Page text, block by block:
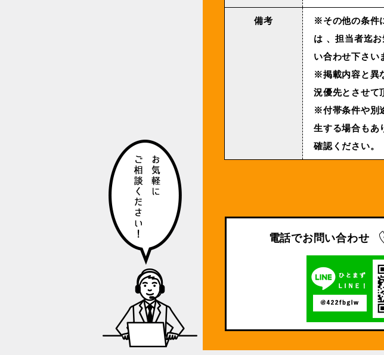
備考
※その他の条件
は 、担当者迄
い合わせ下さい
※掲載内容と異
況優先とさせて
※付帯条件や別
生する場合もあ
確認ください。
電話でお問い合わせ